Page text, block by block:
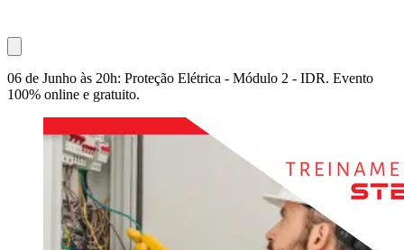
06 de Junho às 20h: Proteção Elétrica - Módulo 2 - IDR. Evento
100% online e gratuito.